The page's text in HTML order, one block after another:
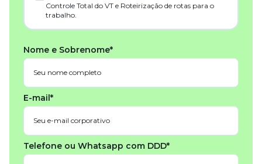
Controle Total do VT e Roteirização de rotas para o
trabalho.
Nome e Sobrenome*
E-mail*
Telefone ou Whatsapp com DDD*